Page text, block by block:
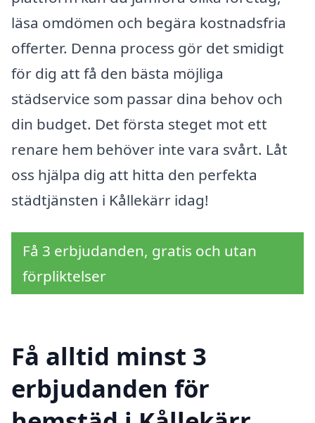
läsa omdömen och begära kostnadsfria
offerter. Denna process gör det smidigt
för dig att få den bästa möjliga
städservice som passar dina behov och
din budget. Det första steget mot ett
renare hem behöver inte vara svårt. Låt
oss hjälpa dig att hitta den perfekta
städtjänsten i Kållekärr idag!
Få 3 erbjudanden, gratis och utan
förpliktelser
Få alltid minst 3
erbjudanden för